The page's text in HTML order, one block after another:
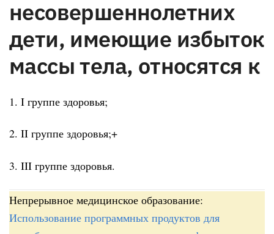
несовершеннолетних
дети, имеющие избыток
массы тела, относятся к
1. I группе здоровья;
2. II группе здоровья;+
3. III группе здоровья.
Непрерывное медицинское образование:
Использование программных продуктов для